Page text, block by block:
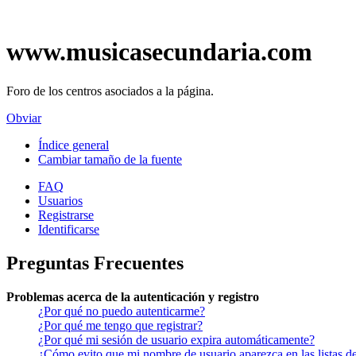
www.musicasecundaria.com
Foro de los centros asociados a la página.
Obviar
Índice general
Cambiar tamaño de la fuente
FAQ
Usuarios
Registrarse
Identificarse
Preguntas Frecuentes
Problemas acerca de la autenticación y registro
¿Por qué no puedo autenticarme?
¿Por qué me tengo que registrar?
¿Por qué mi sesión de usuario expira automáticamente?